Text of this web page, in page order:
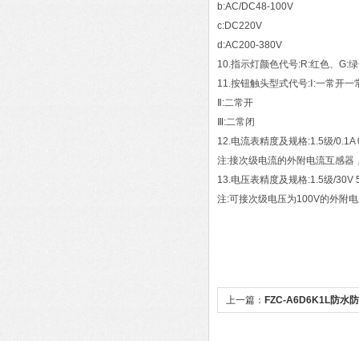
b:AC/DC48-100V
c:DC220V
d:AC200-380V
10.指示灯颜色代号:R:红色、G:
11.按钮触头型式代号:Ⅰ:一常开一
Ⅱ:二常开
Ⅲ:二常闭
12.电流表精度及规格:1.5级/
注:接次级电流的外附电流互感
13.电压表精度及规格:1.5级/
注:可接次级电压为100V的外附
上一篇： FZC-A6D6K1L防水